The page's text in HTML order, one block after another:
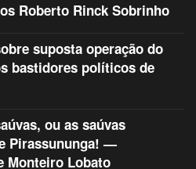
Roberto Rinck Sobrinho
suposta operação do
bastidores políticos de
ou as saúvas
Pirassununga! —
Monteiro Lobato